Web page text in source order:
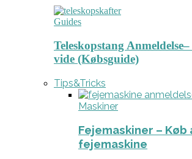
Guides
Teleskopstang
vide (Købsguide)
Tips&Tricks
Maskiner
Fejemaskiner –
fejemaskine